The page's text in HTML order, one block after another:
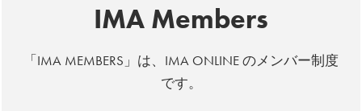
IMA Members
「IMA MEMBERS」は、IMA ONLINE のメンバー制度
です。